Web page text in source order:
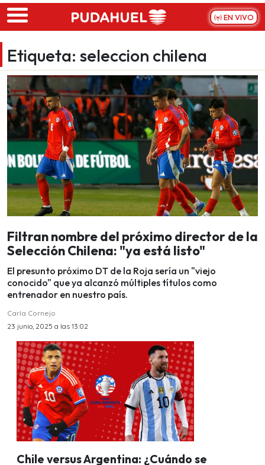
Skip to main content
EN VIVO
Etiqueta: seleccion chilena
Filtran nombre del próximo director de la
Selección Chilena: "ya está listo"
El presunto próximo DT de la Roja sería un "viejo
conocido" que ya alcanzó múltiples títulos como
entrenador en nuestro país.
Carla Cornejo
23 junio, 2025 a las 13:02
Chile versus Argentina: ¿Cuándo se